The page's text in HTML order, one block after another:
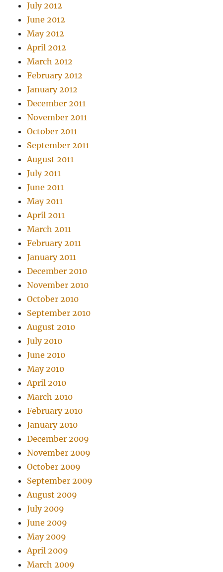
July 2012
June 2012
May 2012
April 2012
March 2012
February 2012
January 2012
December 2011
November 2011
October 2011
September 2011
August 2011
July 2011
June 2011
May 2011
April 2011
March 2011
February 2011
January 2011
December 2010
November 2010
October 2010
September 2010
August 2010
July 2010
June 2010
May 2010
April 2010
March 2010
February 2010
January 2010
December 2009
November 2009
October 2009
September 2009
August 2009
July 2009
June 2009
May 2009
April 2009
March 2009